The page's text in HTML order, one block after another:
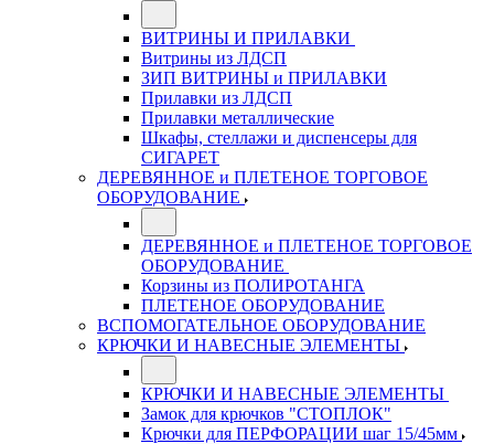
ВИТРИНЫ И ПРИЛАВКИ
Витрины из ЛДСП
ЗИП ВИТРИНЫ и ПРИЛАВКИ
Прилавки из ЛДСП
Прилавки металлические
Шкафы, стеллажи и диспенсеры для
СИГАРЕТ
ДЕРЕВЯННОЕ и ПЛЕТЕНОЕ ТОРГОВОЕ
ОБОРУДОВАНИЕ
ДЕРЕВЯННОЕ и ПЛЕТЕНОЕ ТОРГОВОЕ
ОБОРУДОВАНИЕ
Корзины из ПОЛИРОТАНГА
ПЛЕТЕНОЕ ОБОРУДОВАНИЕ
ВСПОМОГАТЕЛЬНОЕ ОБОРУДОВАНИЕ
КРЮЧКИ И НАВЕСНЫЕ ЭЛЕМЕНТЫ
КРЮЧКИ И НАВЕСНЫЕ ЭЛЕМЕНТЫ
Замок для крючков "СТОПЛОК"
Крючки для ПЕРФОРАЦИИ шаг 15/45мм